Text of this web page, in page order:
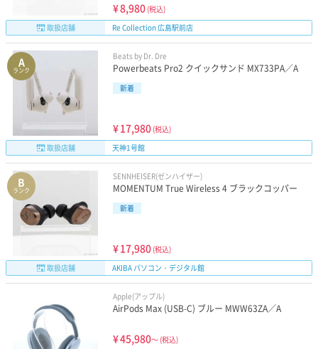
¥8,980 (税込)
取扱店舗
Re Collection 広島駅前店
A
ランク
Beats by Dr. Dre
Powerbeats Pro2 クイックサンド MX733PA／A
新着
¥17,980 (税込)
取扱店舗
天神1号館
B
ランク
SENNHEISER(ゼンハイザー)
MOMENTUM True Wireless 4 ブラックコッパー
新着
¥17,980 (税込)
取扱店舗
AKIBA パソコン・デジタル館
Apple(アップル)
AirPods Max (USB-C) ブルー MWW63ZA／A
¥45,980～ (税込)